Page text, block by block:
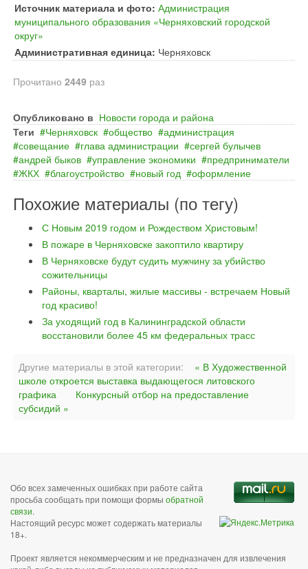
Источник материала и фото: Администрация
муниципального образования «Черняховский городской
округ»
Административная единица: Черняховск
Прочитано 2449 раз
Опубликовано в Новости города и района
Теги
Черняховск общество
администрация
совещание
глава администрации
сергей булычев
андрей быков
управление экономики
предприниматели
ЖКХ
благоустройство новый год оформление
Похожие материалы (по тегу)
С Новым 2019 годом и Рождеством Христовым!
В пожаре в Черняховске закоптило квартиру
В Черняховске будут судить мужчину за убийство
сожительницы
Районы, кварталы, жилые массивы - встречаем Новый
год красиво!
За уходящий год в Калининградской области
восстановили более 45 км федеральных трасс
Другие материалы в этой категории:
« В Художественной
школе откроется выставка выдающегося литовского
графика
Конкурсный отбор на предоставление
субсидий »
Обо всех замеченных ошибках при работе сайта
просьба сообщать при помощи формы обратной
связи.
Настоящий ресурс может содержать материалы
18+.
Проект является некоммерческим и не предназначен для извлечения